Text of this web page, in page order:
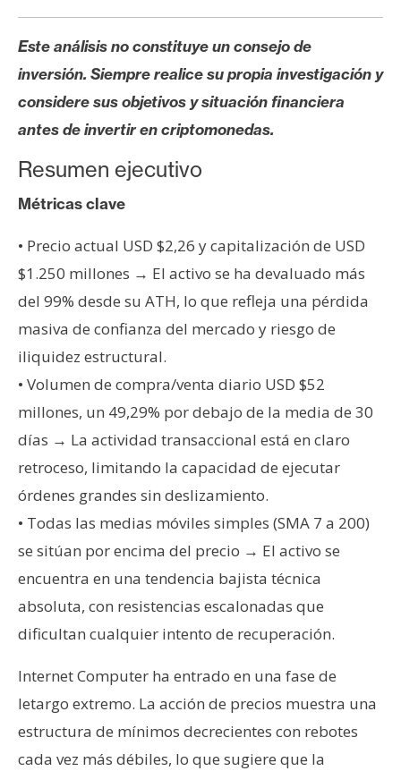
N
o
t
s
d
P
r
e
n
s
a
T
e
m
a
R
c
u
s
o
s
Este análisis no constituye un consejo de
inversión. Siempre realice su propia investigación y
considere sus objetivos y situación financiera
antes de invertir en criptomonedas.
Resumen ejecutivo
Métricas clave
• Precio actual USD $2,26 y capitalización de USD
$1.250 millones → El activo se ha devaluado más
del 99% desde su ATH, lo que refleja una pérdida
masiva de confianza del mercado y riesgo de
iliquidez estructural.
• Volumen de compra/venta diario USD $52
millones, un 49,29% por debajo de la media de 30
días → La actividad transaccional está en claro
retroceso, limitando la capacidad de ejecutar
órdenes grandes sin deslizamiento.
• Todas las medias móviles simples (SMA 7 a 200)
se sitúan por encima del precio → El activo se
encuentra en una tendencia bajista técnica
absoluta, con resistencias escalonadas que
dificultan cualquier intento de recuperación.
Internet Computer ha entrado en una fase de
letargo extremo. La acción de precios muestra una
estructura de mínimos decrecientes con rebotes
cada vez más débiles, lo que sugiere que la